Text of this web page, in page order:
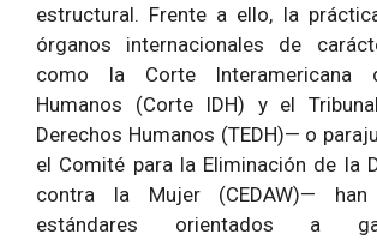
estructural. Frente a ello, la
órganos internacionales de
como la Corte Interamericana
Humanos (Corte IDH) y el
Derechos Humanos (TEDH)— o
el Comité para la Eliminación de la
contra la Mujer (CEDAW)— han
estándares orientados a